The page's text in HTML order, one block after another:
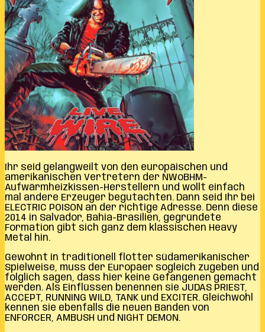
Ihr seid gelangweilt von den europäischen und
amerikanischen Vertretern der NWoBHM-
Aufwärmheizkissen-Herstellern und wollt einfach
mal andere Erzeuger begutachten. Dann seid Ihr bei
ELECTRIC POISON an der richtige Adresse. Denn diese
2014 in Salvador, Bahia-Brasilien, gegründete
Formation gibt sich ganz dem klassischen Heavy
Metal hin.
Gewohnt in traditionell flotter südamerikanischer
Spielweise, muss der Europäer sogleich zugeben und
folglich sagen, dass hier keine Gefangenen gemacht
werden. Als Einflüssen benennen sie JUDAS PRIEST,
ACCEPT, RUNNING WILD, TANK und EXCITER. Gleichwohl
kennen sie ebenfalls die neuen Banden von
ENFORCER, AMBUSH und NIGHT DEMON.